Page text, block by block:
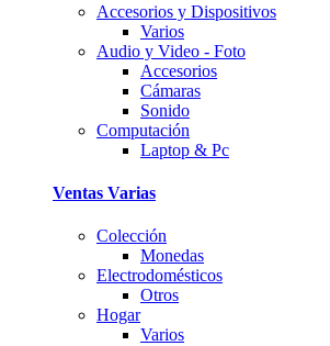
Accesorios y Dispositivos
Varios
Audio y Video - Foto
Accesorios
Cámaras
Sonido
Computación
Laptop & Pc
Ventas Varias
Colección
Monedas
Electrodomésticos
Otros
Hogar
Varios